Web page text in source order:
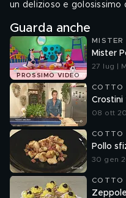
un delizioso e golosissimo
Guarda anche
PROSSIMO VIDEO
Mister
27 lug |
COTTO
Crostini
08 ott
COTTO
Pollo
30 gen
COTTO